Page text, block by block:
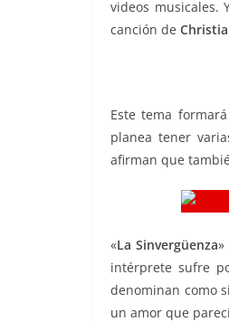
o
videos musicales.
canción de
Este tema
planea tener
afirman que
«La Sinvergüenza»
intérprete sufre
denominan como
un amor que